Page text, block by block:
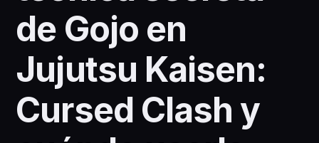
de Gojo en
Jujutsu Kaisen:
Cursed Clash y